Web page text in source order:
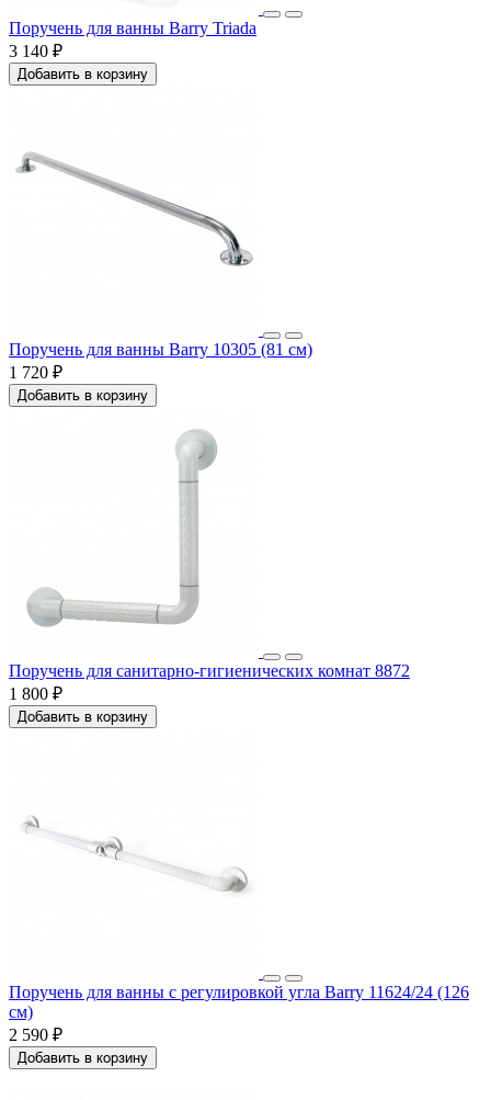
Поручень для ванны Barry Triada
3 140 ₽
Добавить в корзину
Поручень для ванны Barry 10305 (81 см)
1 720 ₽
Добавить в корзину
Поручень для санитарно-гигиенических комнат 8872
1 800 ₽
Добавить в корзину
Поручень для ванны с регулировкой угла Barry 11624/24 (126
см)
2 590 ₽
Добавить в корзину